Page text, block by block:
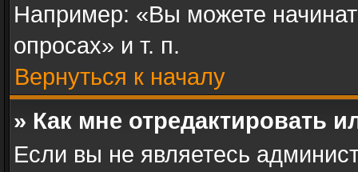
Например: «Вы можете
опросах» и т. п.
Вернуться к началу
» Как мне отредактировать
Если вы не являетесь